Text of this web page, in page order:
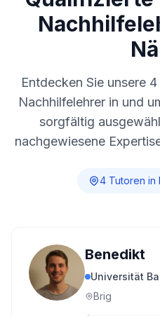
Entdecken Sie unsere 4
Nachhilfelehrer in und
sorgfältig
nachgewiesene
4 Tutoren in
Benedikt
Universität
Brig